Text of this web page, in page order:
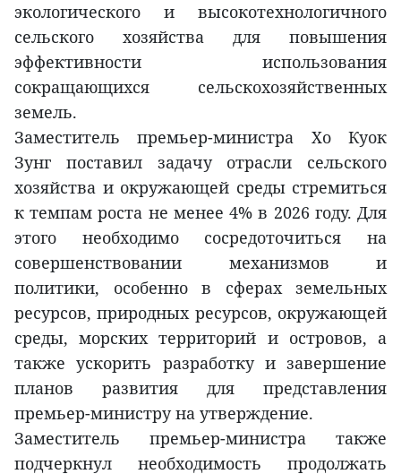
экологического и высокотехнологичного
сельского хозяйства для повышения
эффективности использования
сокращающихся сельскохозяйственных
земель.
Заместитель премьер-министра Хо Куок
Зунг поставил задачу отрасли сельского
хозяйства и окружающей среды стремиться
к темпам роста не менее 4% в 2026 году. Для
этого необходимо сосредоточиться на
совершенствовании механизмов и
политики, особенно в сферах земельных
ресурсов, природных ресурсов, окружающей
среды, морских территорий и островов, а
также ускорить разработку и завершение
планов развития для представления
премьер-министру на утверждение.
Заместитель премьер-министра также
подчеркнул необходимость продолжать